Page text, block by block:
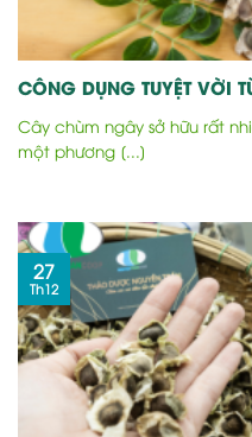
CÔNG DỤNG TUYỆT VỜI
Cây chùm ngây sở hữu rất
một phương [...]
27
Th12